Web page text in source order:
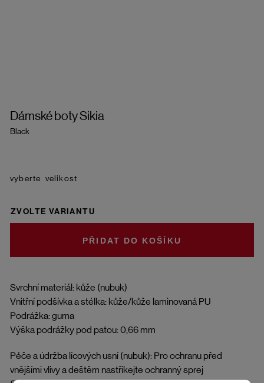
Dámské boty Sikia
Black
Svrchní materiál: kůže (nubuk)
Vnitřní podšívka a stélka: kůže/kůže laminovaná PU
Podrážka: guma
Výška podrážky pod patou: 0,66 mm
Péče a údržba lícových usní (nubuk): Pro ochranu před
vnějšími vlivy a deštěm nastříkejte ochranný sprej
velikost
ZVOLTE VARIANTU
DO KOŠÍKU